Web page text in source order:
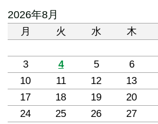
2026年8月
月 火 水 木
3
4 5 6
10
11 12 13
17
18 19 20
24
25 26 27